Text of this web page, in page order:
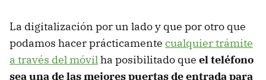
La digitalización por un lado y que por otro que
podamos hacer prácticamente cualquier trámite
a través del móvilha posibilitado que el teléfono
sea una de las mejores puertas de entrada para